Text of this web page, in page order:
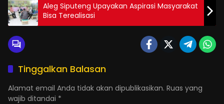
Aleg Siputeng Upayakan Aspirasi Masyarakat
Bisa Terealisasi
Tinggalkan Balasan
Alamat email Anda tidak akan dipublikasikan. Ruas yang
wajib ditandai *